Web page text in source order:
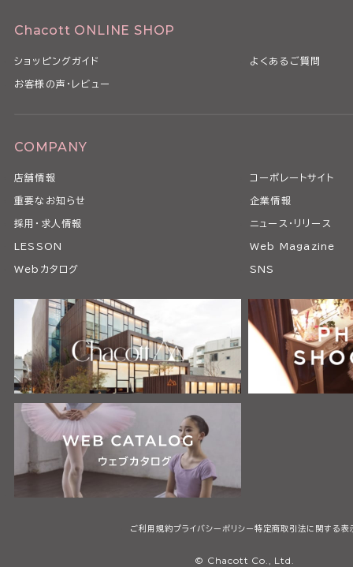
Chacott ONLINE SHOP
ショッピングガイド よくあるご質問
お客様の声・レビュー
COMPANY
店舗情報 コーポレートサイト
重要なお知らせ 企業情報
採用・求人情報 ニュース・リリース
LESSON Web Magazine
Webカタログ SNS
ご利用規約プライバシーポリシー特定商取引法に関する表
© Chacott Co., Ltd.